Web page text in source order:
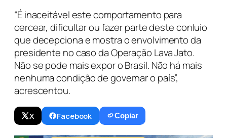
X Facebook Copiar
“É inaceitável este comportamento para
cercear, dificultar ou fazer parte deste conluio
que decepciona e mostra o envolvimento da
presidente no caso da Operação Lava Jato.
Não se pode mais expor o Brasil. Não há mais
nenhuma condição de governar o país”,
acrescentou.